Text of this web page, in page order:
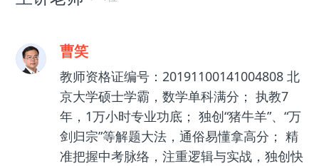
曹笑
教师资格证编号：20191100141004808 北
京大学硕士学霸，数学单科满分； 执教7
年，1万小时专业功底； 独创“猪牛羊”、“万
剑归宗”等解题大法，通俗易懂拿高分； 精
准把握中考脉络，注重逻辑与实战，独创快